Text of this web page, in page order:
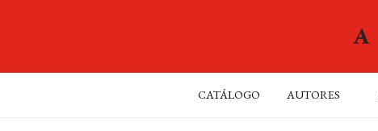
CATÁLOGO AUTORES